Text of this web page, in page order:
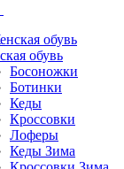
обувь
Босоножки
Ботинки
Кеды
Кроссовки
Лоферы
Кеды Зима